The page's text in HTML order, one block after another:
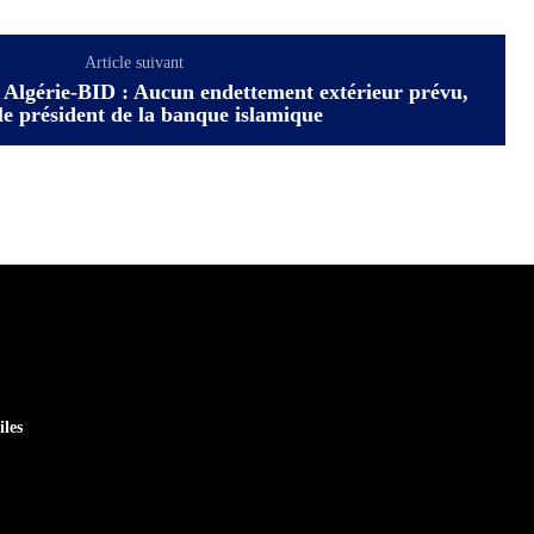
Article suivant
BID : Aucun endettement extérieur prévu,
président de la banque islamique